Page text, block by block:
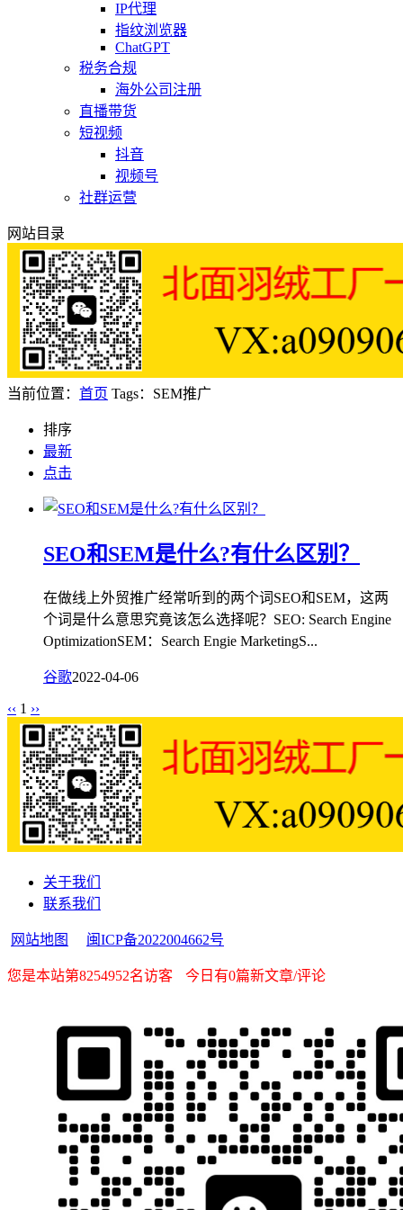
IP代理
指纹浏览器
ChatGPT
税务合规
海外公司注册
直播带货
短视频
抖音
视频号
社群运营
网站目录
当前位置： 首页 Tags：SEM推广
排序
最新
点击
SEO和SEM是什么?有什么区别？
在做线上外贸推广经常听到的两个词SEO和SEM，这两
个词是什么意思究竟该怎么选择呢？SEO: Search Engine
OptimizationSEM：Search Engie MarketingS...
谷歌2022-04-06
‹‹ 1 ››
关于我们
联系我们
网站地图 闽ICP备2022004662号
您是本站第8254952名访客 今日有0篇新文章/评论